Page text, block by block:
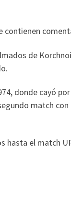
de
donde cayó
match
hasta el match